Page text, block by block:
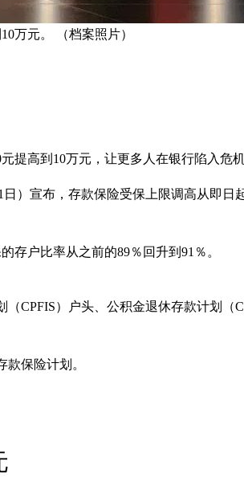
万元。 （档案照片）
提高到10万元，让更多人在银行陷入危
日）宣布，存款保险受保上限调高从即
存户比率从之前的89％回升到91％。
CPFIS）户头、公积金退休存款计划（
保险计划。